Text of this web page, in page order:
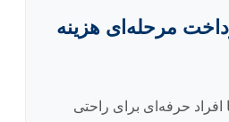
مرحله‌ای هزینه
حرفه‌ای برای راحتی